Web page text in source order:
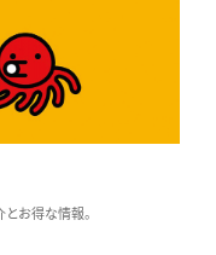
お得な情報。